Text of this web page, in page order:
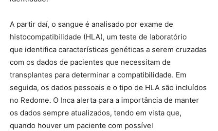
A partir daí, o sangue é analisado por exame de
histocompatibilidade (HLA), um teste de laboratório
que identifica características genéticas a serem cruzadas
com os dados de pacientes que necessitam de
transplantes para determinar a compatibilidade. Em
seguida, os dados pessoais e o tipo de HLA são incluídos
no Redome. O Inca alerta para a importância de manter
os dados sempre atualizados, tendo em vista que,
quando houver um paciente com possível